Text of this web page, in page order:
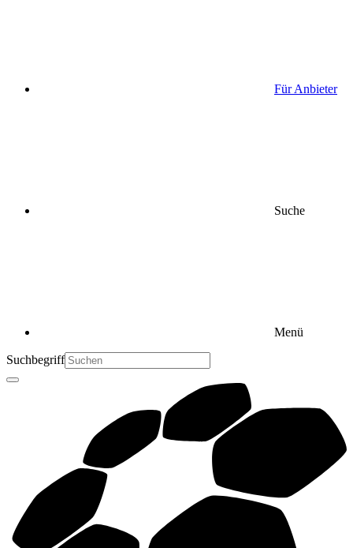
Für Anbieter
Suche
Menü
Suchbegriff